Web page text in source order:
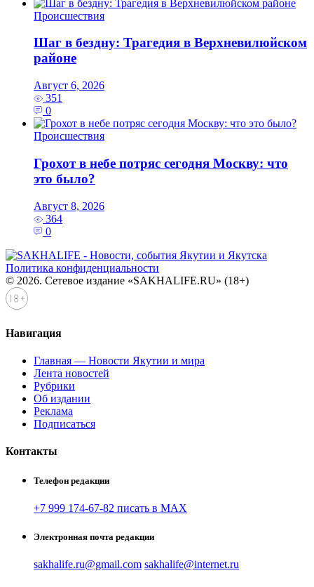
Происшествия
Шаг в бездну: Трагедия в Верхневилюйском
районе
Август 6, 2026
351
0
Происшествия
Грохот в небе потряс сегодня Москву: что
это было?
Август 8, 2026
364
0
Политика конфиденциальности
© 2026. Сетевое издание «SAKHALIFE.RU» (18+)
Навигация
Главная — Новости Якутии и мира
Лента новостей
Рубрики
Об издании
Реклама
Подписаться
Контакты
Телефон редакции
+7 999 174-67-82 писать в MAX
Электронная почта редакции
sakhalife.ru@gmail.com sakhalife@internet.ru